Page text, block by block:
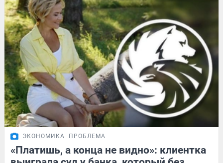
ЭКОНОМИКА ПРОБЛЕМА
«Платишь, а конца не видно»: клиентка